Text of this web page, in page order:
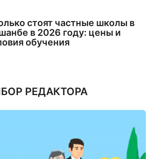
стоят частные школы в
в 2026 году: цены и
обучения
РЕДАКТОРА